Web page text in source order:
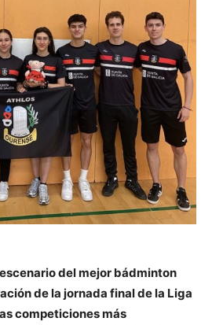
del mejor bádminton
de la jornada final de la Liga
competiciones más